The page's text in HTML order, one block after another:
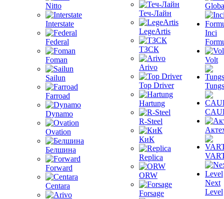
Nitto
Interstate
Federal
Foman
Sailun
Farroad
Dynamo
Ovation
Белшина
Forward
Centara
Теч-Лайн
LegeArtis
ТЗСК
Arivo
Top Driver
Hartung
R-Steel
КиК
Replica
ORW
Forsage
Inci
Volt
Next
Level